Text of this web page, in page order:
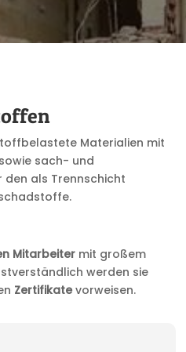
Materialien mit
sowie sach- und
als Trennschicht
Mitarbeiter mit großem
werden sie
Zertifikatevorweisen.